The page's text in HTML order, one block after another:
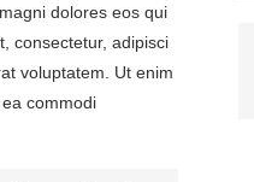
dolores eos qui
consectetur, adipisci
voluptatem. Ut enim
commodi